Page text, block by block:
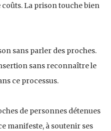
La prison touche bien
sans parler des proches.
sans reconnaître le
ce processus.
de personnes détenues
manifeste, à soutenir ses